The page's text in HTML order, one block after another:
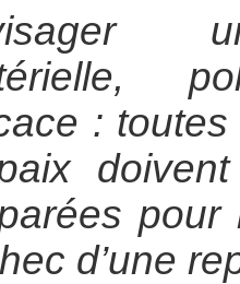
:
doivent
d’une